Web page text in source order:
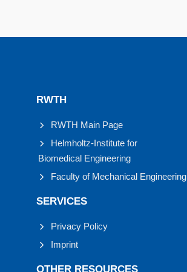
RWTH
RWTH Main Page
Helmholtz-Institute for
Biomedical Engineering
Faculty of Mechanical Engineering
SERVICES
Privacy Policy
Imprint
OTHER RESOURCES